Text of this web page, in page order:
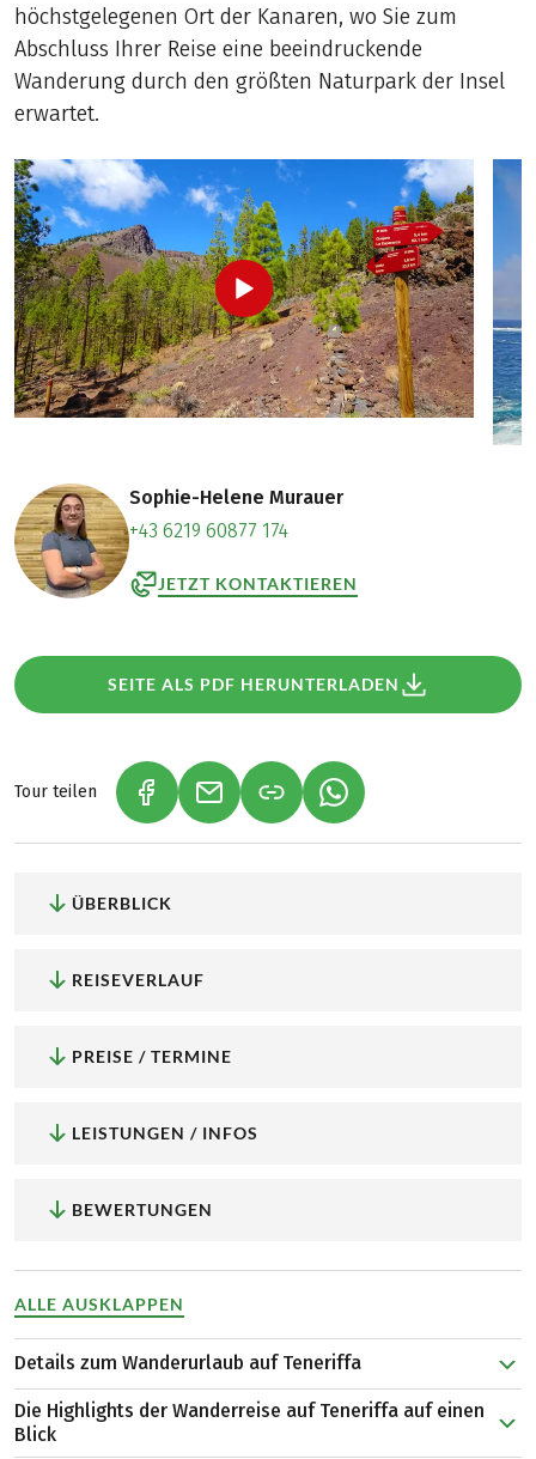
höchstgelegenen Ort der Kanaren, wo Sie zum
Abschluss Ihrer Reise eine beeindruckende
Wanderung durch den größten Naturpark der Insel
erwartet.
Sophie-Helene Murauer
+43 6219 60877 174
JETZT KONTAKTIEREN
SEITE ALS PDF HERUNTERLADEN
Tour teilen (LINK ÖFFNET IN NEUEM TAB)
(LINK ÖFFNET IN NEUEM TAB)
(LINK ÖFFNET IN
ÜBERBLICK
REISEVERLAUF
PREISE / TERMINE
LEISTUNGEN / INFOS
BEWERTUNGEN
ALLE AUSKLAPPEN
Details zum Wanderurlaub auf Teneriffa
Das Teno-Gebirge, die Schlucht von Masca, der Teide oder
das idyllische Küstenstädtchen Garachico: Kein Highlight
Die Highlights der Wanderreise auf Teneriffa auf einen
Blick